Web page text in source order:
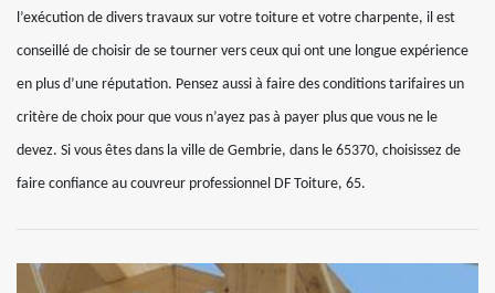
l’exécution de divers travaux sur votre toiture et votre charpente, il est
conseillé de choisir de se tourner vers ceux qui ont une longue expérience
en plus d’une réputation. Pensez aussi à faire des conditions tarifaires un
critère de choix pour que vous n’ayez pas à payer plus que vous ne le
devez. Si vous êtes dans la ville de Gembrie, dans le 65370, choisissez de
faire confiance au couvreur professionnel DF Toiture, 65.